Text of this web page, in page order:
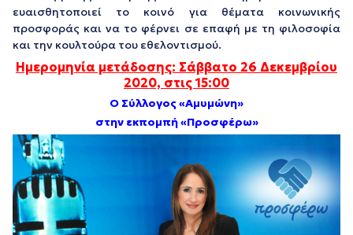
ευαισθητοποιεί το κοινό για θέματα κοινωνικής
προσφοράς και να το φέρνει σε επαφή με τη φιλοσοφία
και την κουλτούρα του εθελοντισμού.
Ημερομηνία μετάδοσης: Σάββατο 26 Δεκεμβρίου
2020, στις 15:00
Ο Σύλλογος «Αμυμώνη»
στην εκπομπή «Προσφέρω»